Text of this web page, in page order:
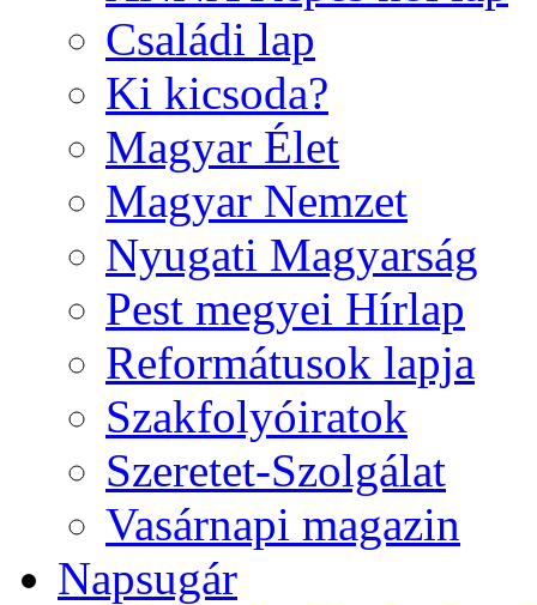
Családi lap
Ki kicsoda?
Magyar Élet
Magyar Nemzet
Nyugati Magyarság
Pest megyei Hírlap
Reformátusok lapja
Szakfolyóiratok
Szeretet-Szolgálat
Vasárnapi magazin
Napsugár